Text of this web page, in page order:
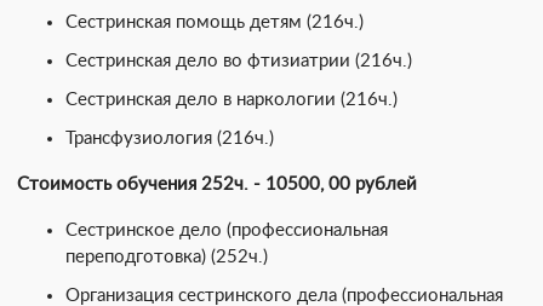
Сестринская помощь детям (216ч.)
Сестринская дело во фтизиатрии (216ч.)
Сестринская дело в наркологии (216ч.)
Трансфузиология (216ч.)
Стоимость обучения 252ч. - 10500, 00 рублей
Сестринское дело (профессиональная
переподготовка) (252ч.)
Организация сестринского дела (профессиональная